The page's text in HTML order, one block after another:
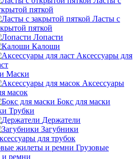
пяткой
Ласты с
пяткой
Лопасти
Калоши
Аксессуары для
Маски
Аксессуары
масок
Бокс для маски
Трубки
Держатели
Загубники
для трубок
Грузовые
ремни